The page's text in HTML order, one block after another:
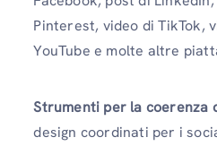
Pinterest, video di TikTok,
YouTube e molte altre
Strumenti per la coerenza
design coordinati per i